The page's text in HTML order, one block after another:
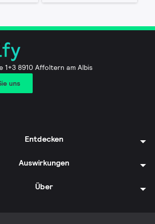
8910 Affoltern am Albis
uns
Entdecken
Auswirkungen
Über